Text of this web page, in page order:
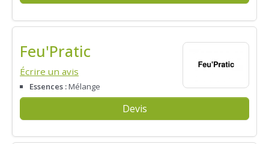
Feu'Pratic
Écrire un avis
Essences :Mélange
Devis